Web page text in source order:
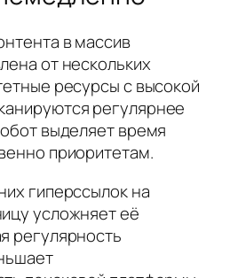
в массив
от нескольких
ресурсы с высокой
регулярнее
выделяет время
приоритетам.
гиперссылок на
усложняет её
регулярность